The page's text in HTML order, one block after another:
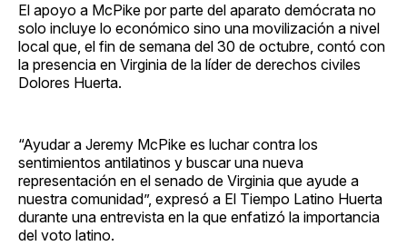
El apoyo a McPike por parte del aparato demócrata no
solo incluye lo económico sino una movilización a nivel
local que, el fin de semana del 30 de octubre, contó con
la presencia en Virginia de la líder de derechos civiles
Dolores Huerta.
“Ayudar a Jeremy McPike es luchar contra los
sentimientos antilatinos y buscar una nueva
representación en el senado de Virginia que ayude a
nuestra comunidad”, expresó a El Tiempo Latino Huerta
durante una entrevista en la que enfatizó la importancia
del voto latino.